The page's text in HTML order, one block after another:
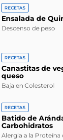
RECETAS
Ensalada de
Descenso de peso
RECETAS
Canastitas de
queso
Baja en Colesterol
RECETAS
Batido de
Carbohidratos
Alergia a la Proteína